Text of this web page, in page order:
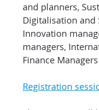
and planners,
Digitalisation and
Innovation
managers,
Finance Managers
Registration